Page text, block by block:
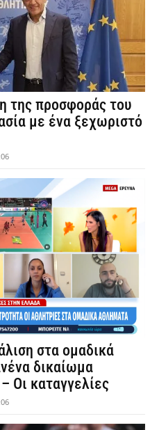
της προσφοράς του
με ένα ξεχωριστό
στα ομαδικά
δικαίωμα
Οι καταγγελίες